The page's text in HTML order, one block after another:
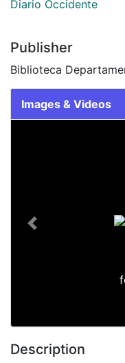
Diario Occidente
Publisher
Biblioteca
Images & Videos
Previous
Description